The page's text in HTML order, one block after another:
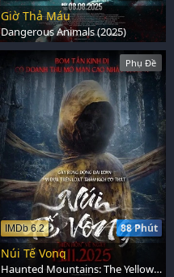
Giờ Thả Máu
Dangerous Animals (2025)
Phụ Đề
88 Phút
IMDb 6.2
Núi Tế Vong
Haunted Mountains: The Yellow Taboo (2025)